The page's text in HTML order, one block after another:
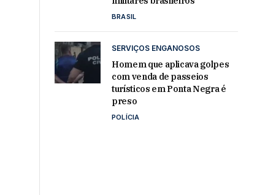
BRASIL
SERVIÇOS ENGANOSOS
Homem que aplicava golpes
com venda de passeios
turísticos em Ponta Negra é
preso
POLÍCIA